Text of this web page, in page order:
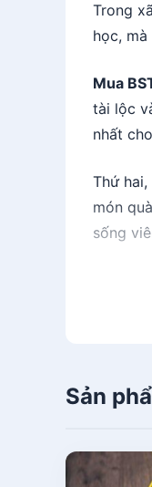
Trong
học,
Mua
tài lộc
nhất
Thứ
món
sống
Thứ
độc
hội
Tóm
Sản